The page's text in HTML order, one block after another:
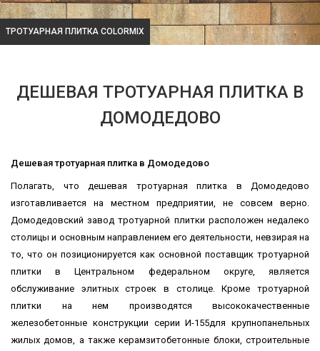
ТРОТУАРНАЯ ПЛИТКА COLORMIX
ДЕШЕВАЯ ТРОТУАРНАЯ ПЛИТКА В
ДОМОДЕДОВО
Дешевая тротуарная плитка в Домодедово
Полагать, что дешевая тротуарная плитка в Домодедово
изготавливается на местном предприятии, не совсем верно.
Домодедовский завод тротуарной плитки расположен недалеко
столицы и основным направлением его деятельности, невзирая на
то, что он позиционируется как основной поставщик тротуарной
плитки в Центральном федеральном округе, является
обслуживание элитных строек в столице. Кроме тротуарной
плитки на нем производятся высококачественные
железобетонные конструкции серии И-155для крупнопанельных
жилых домов, а также керамзитобетонные блоки, строительные